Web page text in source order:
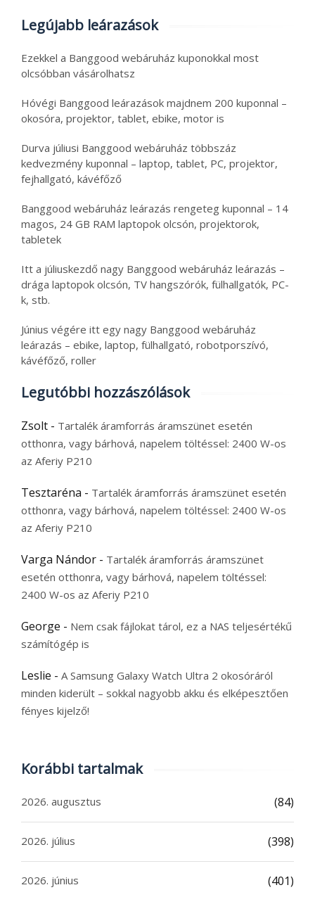
Legújabb leárazások
Ezekkel a Banggood webáruház kuponokkal most
olcsóbban vásárolhatsz
Hóvégi Banggood leárazások majdnem 200 kuponnal –
okosóra, projektor, tablet, ebike, motor is
Durva júliusi Banggood webáruház többszáz
kedvezmény kuponnal – laptop, tablet, PC, projektor,
fejhallgató, kávéfőző
Banggood webáruház leárazás rengeteg kuponnal – 14
magos, 24 GB RAM laptopok olcsón, projektorok,
tabletek
Itt a júliuskezdő nagy Banggood webáruház leárazás –
drága laptopok olcsón, TV hangszórók, fülhallgatók, PC-
k, stb.
Június végére itt egy nagy Banggood webáruház
leárazás – ebike, laptop, fülhallgató, robotporszívó,
kávéfőző, roller
Legutóbbi hozzászólások
Zsolt - Tartalék áramforrás áramszünet esetén
otthonra, vagy bárhová, napelem töltéssel: 2400 W-os
az Aferiy P210
Tesztaréna - Tartalék áramforrás áramszünet esetén
otthonra, vagy bárhová, napelem töltéssel: 2400 W-os
az Aferiy P210
Varga Nándor - Tartalék áramforrás áramszünet
esetén otthonra, vagy bárhová, napelem töltéssel:
2400 W-os az Aferiy P210
George - Nem csak fájlokat tárol, ez a NAS teljesértékű
számítógép is
Leslie - A Samsung Galaxy Watch Ultra 2 okosóráról
minden kiderült – sokkal nagyobb akku és elképesztően
fényes kijelző!
Korábbi tartalmak
2026. augusztus (84)
2026. július (398)
2026. június (401)